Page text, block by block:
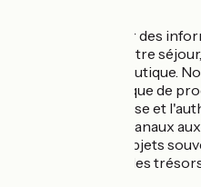
Au-delà de fournir des
aider à planifier votre
explorer notre boutique.
une sélection unique de
en valeur la richesse et
Des produits artisanaux
passant par des objets
vous y trouverez des